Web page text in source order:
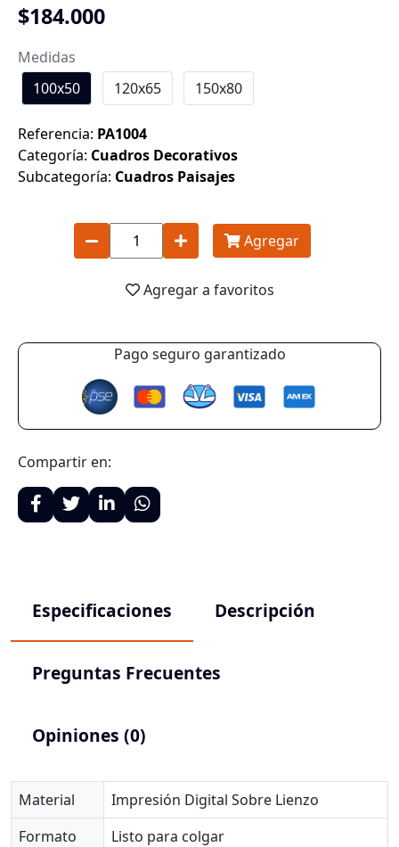
$184.000
Medidas
100x50
120x65 150x80
Referencia: PA1004
Categoría: Cuadros Decorativos
Subcategoría: Cuadros Paisajes
Agregar
Agregar a favoritos
Pago seguro garantizado
Compartir en:
Especificaciones Descripción
Preguntas Frecuentes
Opiniones (0)
Material
Impresión Digital Sobre Lienzo
Formato
Listo para colgar